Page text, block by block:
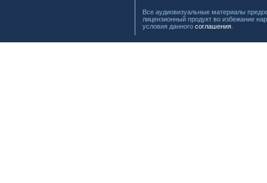
Все аудиовизуальные материалы
лицензионный продукт во избежание
условия данного соглашения